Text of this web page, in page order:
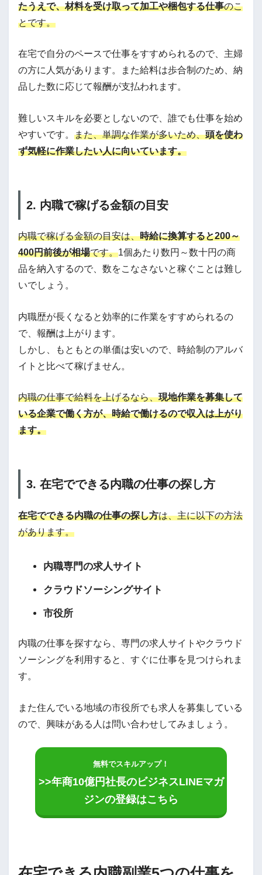
たうえで、材料を受け取って加工や梱包する仕事のこ
とです。
在宅で自分のペースで仕事をすすめられるので、主婦
の方に人気があります。また給料は歩合制のため、納
品した数に応じて報酬が支払われます。
難しいスキルを必要としないので、誰でも仕事を始め
やすいです。 また、単調な作業が多いため、頭を使わ
ず気軽に作業したい人に向いています。
2. 内職で稼げる金額の目安
内職で稼げる金額の目安は、時給に換算すると200～
400円前後が相場です。1個あたり数円～数十円の商
品を納入するので、数をこなさないと稼ぐことは難し
いでしょう。
内職歴が長くなると効率的に作業をすすめられるの
で、報酬は上がります。
しかし、もともとの単価は安いので、時給制のアルバ
イトと比べて稼げません。
内職の仕事で給料を上げるなら、現地作業を募集して
いる企業で働く方が、時給で働けるので収入は上がり
ます。
3. 在宅でできる内職の仕事の探し方
在宅でできる内職の仕事の探し方は、主に以下の方法
があります。
内職専門の求人サイト
クラウドソーシングサイト
市役所
内職の仕事を探すなら、専門の求人サイトやクラウド
ソーシングを利用すると、すぐに仕事を見つけられま
す。
また住んでいる地域の市役所でも求人を募集している
ので、興味がある人は問い合わせしてみましょう。
無料でスキルアップ！
>>年商10億円社長のビジネスLINEマガ
ジンの登録はこちら